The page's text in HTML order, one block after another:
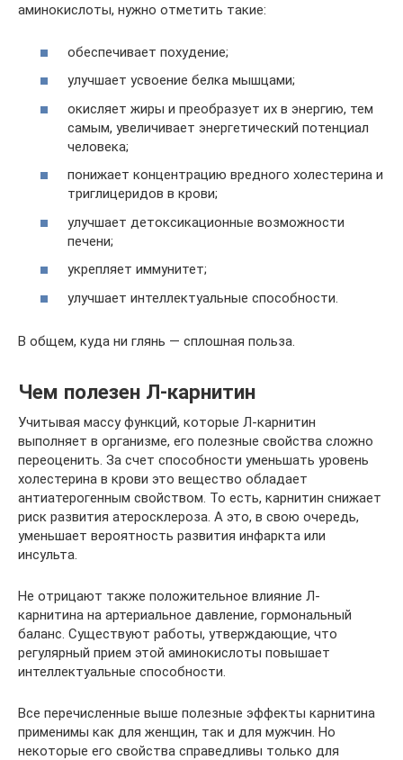
аминокислоты, нужно отметить такие:
обеспечивает похудение;
улучшает усвоение белка мышцами;
окисляет жиры и преобразует их в энергию, тем
самым, увеличивает энергетический потенциал
человека;
понижает концентрацию вредного холестерина и
триглицеридов в крови;
улучшает детоксикационные возможности
печени;
укрепляет иммунитет;
улучшает интеллектуальные способности.
В общем, куда ни глянь — сплошная польза.
Чем полезен Л-карнитин
Учитывая массу функций, которые Л-карнитин
выполняет в организме, его полезные свойства сложно
переоценить. За счет способности уменьшать уровень
холестерина в крови это вещество обладает
антиатерогенным свойством. То есть, карнитин снижает
риск развития атеросклероза. А это, в свою очередь,
уменьшает вероятность развития инфаркта или
инсульта.
Не отрицают также положительное влияние Л-
карнитина на артериальное давление, гормональный
баланс. Существуют работы, утверждающие, что
регулярный прием этой аминокислоты повышает
интеллектуальные способности.
Все перечисленные выше полезные эффекты карнитина
применимы как для женщин, так и для мужчин. Но
некоторые его свойства справедливы только для